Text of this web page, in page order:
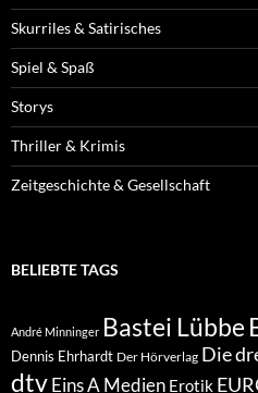
Skurriles & Satirisches
Spiel & Spaß
Storys
Thriller & Krimis
Zeitgeschichte & Gesellschaft
BELIEBTE TAGS
André Minninger Bastei Lübbe
Dennis Ehrhardt Der Hörverlag Die
dtvEins A Medien Erotik